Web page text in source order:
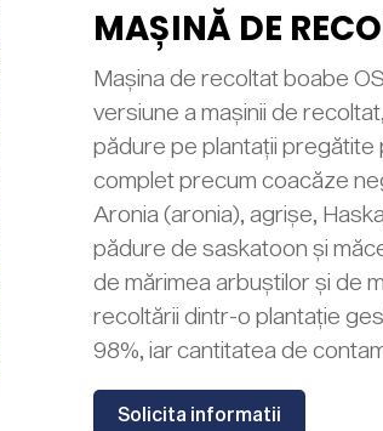
MAȘINĂ DE
Mașina de recoltat boabe
versiune a mașinii de
pădure pe plantații
complet precum coacăze
Aronia (aronia), agrișe,
pădure de saskatoon și
de mărimea arbuștilor și de
recoltării dintr-o plantație
98%, iar cantitatea de
Solicita informatii